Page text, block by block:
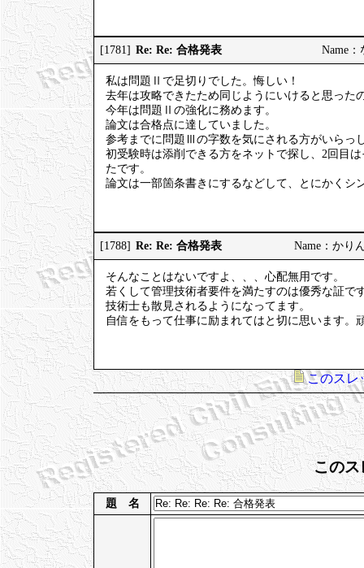
[1781] Re: Re: 合格発表 Name
私は問題Ⅱで足切りでした。悔しい！
去年は攻略できたため同じようにいけると思った
今年は問題Ⅱの強化に務めます。
論文は合格点に達していました。
参考までに問題Ⅲの字数を気にされる方がいらっ
初受験時は添削できる方をネットで探し、2回目
たです。
論文は一部箇条書きにするなどして、とにかくシ
[1788] Re: Re: 合格発表 Name：かり
そんなことはないですよ、、、心配無用です。
若くして管理技術者要件を満たすのは優秀な証で
技術士も散見されるようになってます。
自信をもって仕事に励まれてはと切に思います。
このスレ
このス
題 名